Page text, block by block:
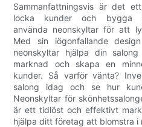
Sammanfattningsvis är det
locka kunder och bygga
använda neonskyltar för att
Med sin iögonfallande
neonskyltar hjälpa din
marknad och skapa en
kunder. Så varför vänta?
salong idag och se hur
Neonskyltar för
är ett tidlöst och effektivt
hjälpa ditt företag att blomstra i